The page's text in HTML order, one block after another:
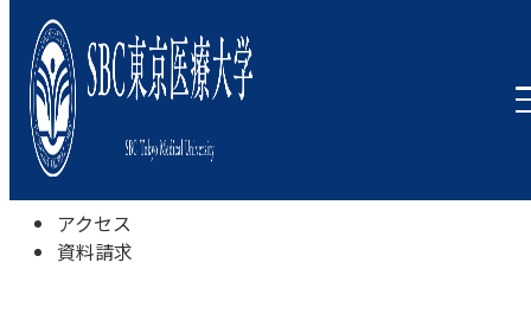
本学について
学びの特色
学部・学科
キャンパスライフ
入試情報
受験相談会
アクセス
資料請求